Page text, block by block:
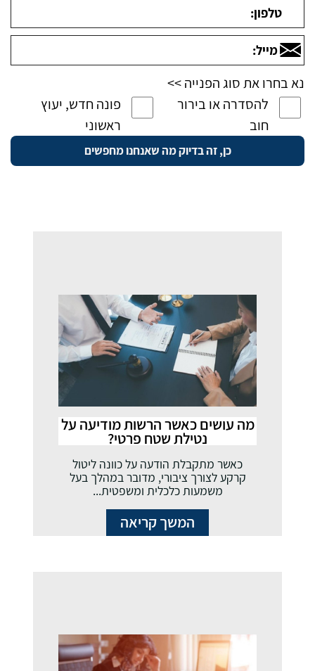
נא בחרו את סוג הפנייה >>
להסדרה או בירור
חוב
פונה חדש, יעוץ
ראשוני
מה עושים כאשר הרשות מודיעה על
נטילת שטח פרטי?
כאשר מתקבלת הודעה על כוונה ליטול
קרקע לצורך ציבורי, מדובר במהלך בעל
משמעות כלכלית ומשפטית...
המשך קריאה